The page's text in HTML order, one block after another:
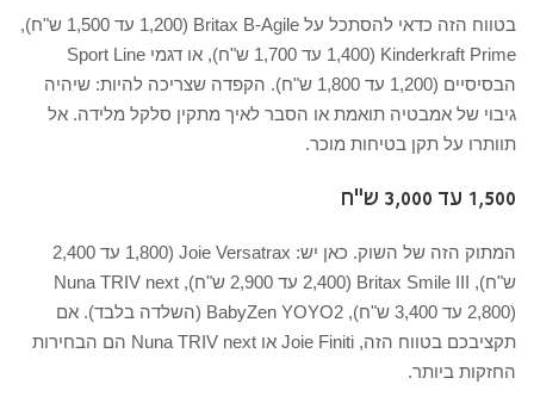
בטווח הזה כדאי להסתכל על Britax B-Agile (1,200 עד 1,500 ש"ח),
Kinderkraft Prime (1,400 עד 1,700 ש"ח), או דגמי Sport Line
הבסיסיים (1,200 עד 1,800 ש"ח). הקפדה שצריכה להיות: שיהיה
גיבוי של אמבטיה תואמת או הסבר לאיך מתקין סלקל מלידה. אל
תוותרו על תקן בטיחות מוכר.
1,500 עד 3,000 ש"ח
המתוק הזה של השוק. כאן יש: Joie Versatrax (1,800 עד 2,400
ש"ח), Britax Smile III (2,400 עד 2,900 ש"ח), Nuna TRIV next
(2,800 עד 3,400 ש"ח), BabyZen YOYO2 (השלדה בלבד). אם
תקציבכם בטווח הזה, Joie Finiti או Nuna TRIV next הם הבחירות
החזקות ביותר.